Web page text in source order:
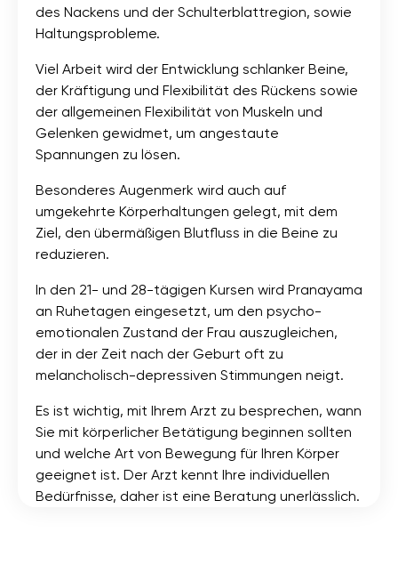
des Nackens und der Schulterblattregion, sowie
Haltungsprobleme.
Viel Arbeit wird der Entwicklung schlanker Beine,
der Kräftigung und Flexibilität des Rückens sowie
der allgemeinen Flexibilität von Muskeln und
Gelenken gewidmet, um angestaute
Spannungen zu lösen.
Besonderes Augenmerk wird auch auf
umgekehrte Körperhaltungen gelegt, mit dem
Ziel, den übermäßigen Blutfluss in die Beine zu
reduzieren.
In den 21- und 28-tägigen Kursen wird Pranayama
an Ruhetagen eingesetzt, um den psycho-
emotionalen Zustand der Frau auszugleichen,
der in der Zeit nach der Geburt oft zu
melancholisch-depressiven Stimmungen neigt.
Es ist wichtig, mit Ihrem Arzt zu besprechen, wann
Sie mit körperlicher Betätigung beginnen sollten
und welche Art von Bewegung für Ihren Körper
geeignet ist. Der Arzt kennt Ihre individuellen
Bedürfnisse, daher ist eine Beratung unerlässlich.